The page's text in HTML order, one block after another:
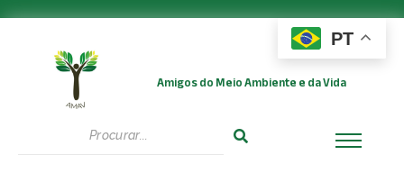
Amigos do Meio Ambiente e da Vida
PT